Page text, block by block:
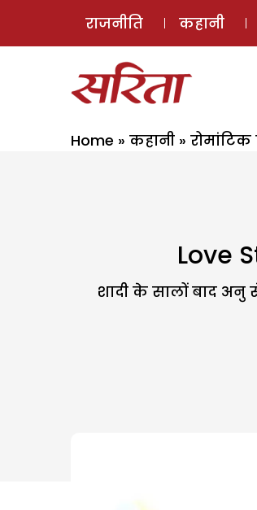
राजनीति कहानी
Home » कहानी » रोमांटिक
Love
शादी के सालों बाद